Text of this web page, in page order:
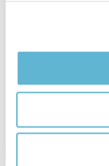
Fax: 0456-82 22